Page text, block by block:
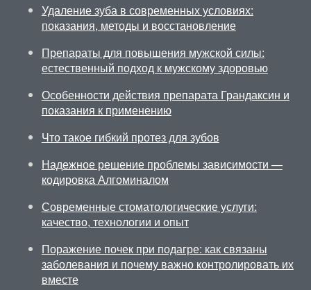
Удаление зуба в современных условиях:
показания, методы и восстановление
Препараты для повышения мужской силы:
естественный подход к мужскому здоровью
Особенности действия препарата Грандаксин и
показания к применению
Что такое гибкий протез для зубов
Надежное решение проблемы зависимости —
кодировка Алгоминалом
Современные стоматологические услуги:
качество, технологии и опыт
Поражение почек при подагре: как связаны
заболевания и почему важно контролировать их
вместе